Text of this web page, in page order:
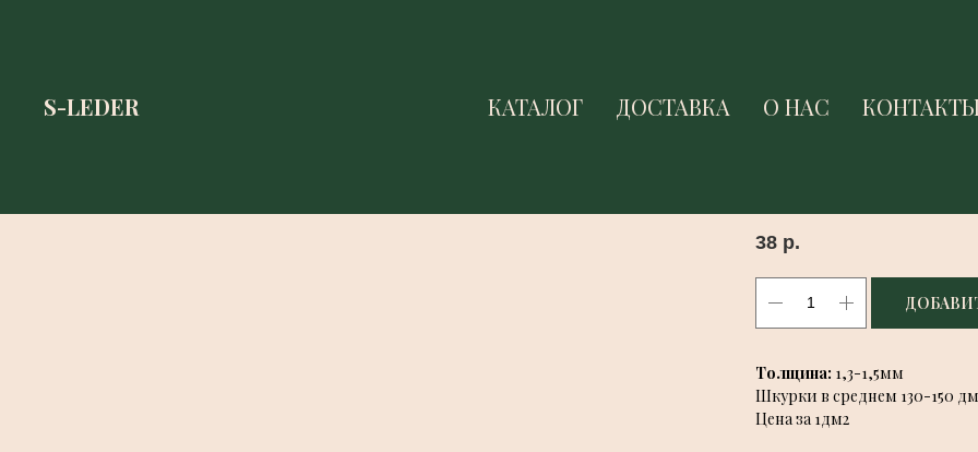
S-LEDER КАТАЛОГ ДОСТАВКА О НАС
38 р.
Толщина: 1,3-1,5мм
Шкурки в среднем 130-150
Цена за 1дм2
S-LEDER КАТАЛОГ ДОСТАВКА О НАС